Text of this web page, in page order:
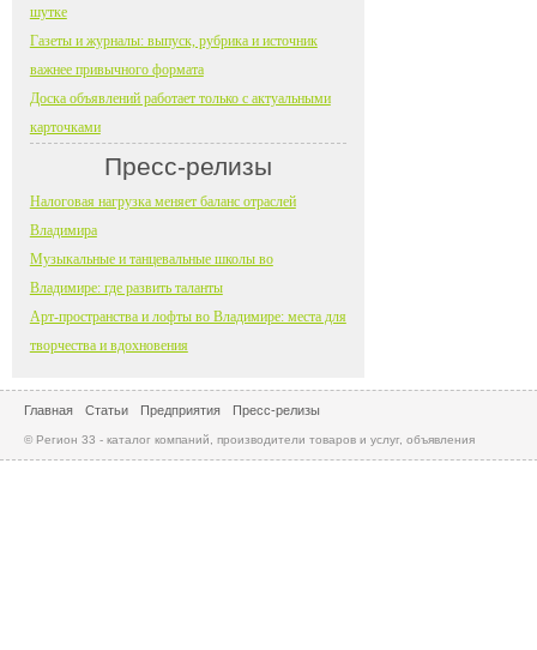
шутке
Газеты и журналы: выпуск, рубрика и источник
важнее привычного формата
Доска объявлений работает только с актуальными
карточками
Пресс-релизы
Налоговая нагрузка меняет баланс отраслей
Владимира
Музыкальные и танцевальные школы во
Владимире: где развить таланты
Арт-пространства и лофты во Владимире: места для
творчества и вдохновения
Главная Статьи Предприятия Пресс-релизы
© Регион 33 - каталог компаний, производители товаров и услуг, объявления